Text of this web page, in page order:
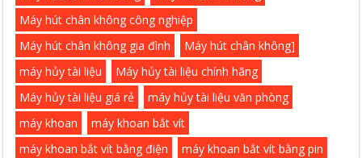
Máy hút chân không công nghiệp
Máy hút chân không gia đình
Máy hút chân không]
máy hủy tài liệu
Máy hủy tài liệu chính hãng
Máy hủy tài liệu giá rẻ
máy hủy tài liệu văn phòng
máy khoan
máy khoan bắt vít
máy khoan bắt vít bằng điện
máy khoan bắt vít bằng pin